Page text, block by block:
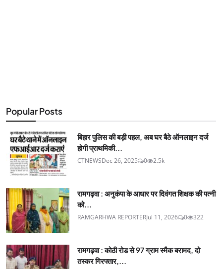
Popular Posts
बिहार पुलिस की बड़ी पहल, अब घर बैठे ऑनलाइन दर्ज
होगी प्राथमिकी...
CTNEWSDec 26, 2025 0 2.5k
रामगढ़वा : अनुकंपा के आधार पर दिवंगत शिक्षक की पत्नी
को...
RAMGARHWA REPORTERJul 11, 2026 0 322
रामगढ़वा : कोठी रोड से 97 ग्राम स्मैक बरामद, दो
तस्कर गिरफ्तार,...